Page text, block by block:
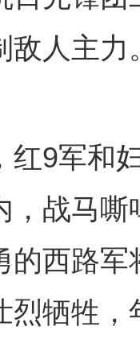
敌人主
9军和妇
，战马
的西路
烈牺牲，